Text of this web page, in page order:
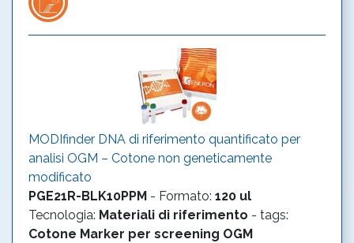
MODIfinder DNA di riferimento quantificato per
analisi OGM – Cotone non geneticamente
modificato
PGE21R-BLK10PPM - Formato: 120 ul
Tecnologia: Materiali di riferimento - tags:
Cotone Marker per screening OGM